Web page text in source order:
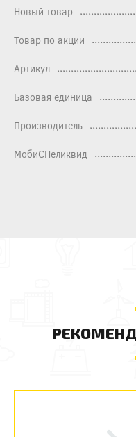
Новый товар
Товар по акции
Артикул
Базовая единица
Производитель
МобиСНеликвид